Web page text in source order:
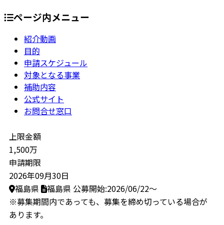
ページ内メニュー
紹介動画
目的
申請スケジュール
対象となる事業
補助内容
公式サイト
お問合せ窓口
上限金額
1,500万
申請期限
2026年09月30日
福島県
福島県 公募開始:2026/06/22～
※募集期間内であっても、募集を締め切っている場合が
あります。